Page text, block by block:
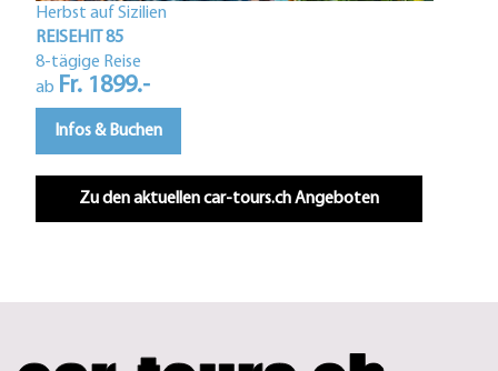
Herbst auf Sizilien
REISEHIT 85
8-tägige Reise
ab Fr. 1899.-
Infos & Buchen
Zu den aktuellen car-tours.ch Angeboten